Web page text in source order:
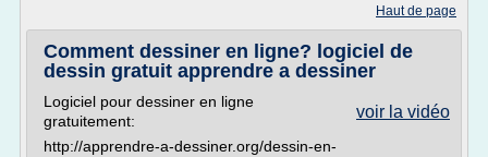
Haut de page
Comment dessiner en ligne? logiciel de
dessin gratuit apprendre a dessiner
voir la vidéo
Logiciel pour dessiner en ligne
gratuitement:
http://apprendre-a-dessiner.org/dessin-en-